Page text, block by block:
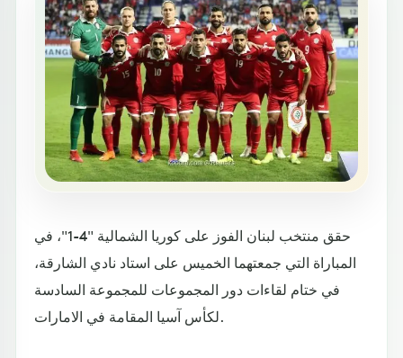
حقق منتخب لبنان الفوز على كوريا الشمالية "4-1"، في
المباراة التي جمعتهما الخميس على استاد نادي الشارقة،
في ختام لقاءات دور المجموعات للمجموعة السادسة
لكأس آسيا المقامة في الامارات.